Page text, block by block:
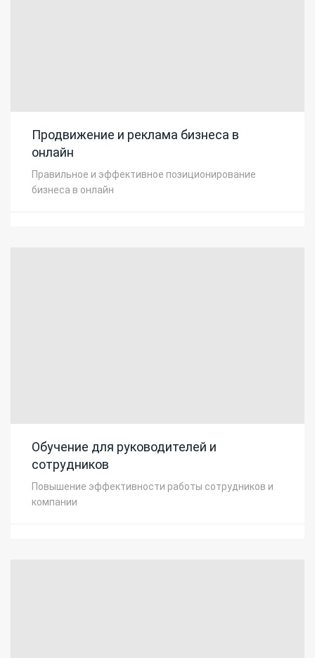
Продвижение и реклама бизнеса в
онлайн
Правильное и эффективное позиционирование
бизнеса в онлайн
Обучение для руководителей и
сотрудников
Повышение эффективности работы сотрудников и
компании